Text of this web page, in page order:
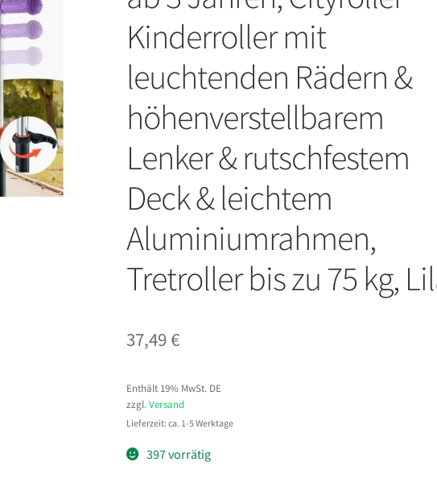
Kinderroller mit
leuchtenden Rädern &
höhenverstellbarem
Lenker & rutschfestem
Deck & leichtem
Aluminiumrahmen,
Tretroller bis zu 75 kg,
37,49€
Enthält 19% MwSt. DE
zzgl.Versand
Lieferzeit: ca. 1-5 Werktage
397 vorrätig